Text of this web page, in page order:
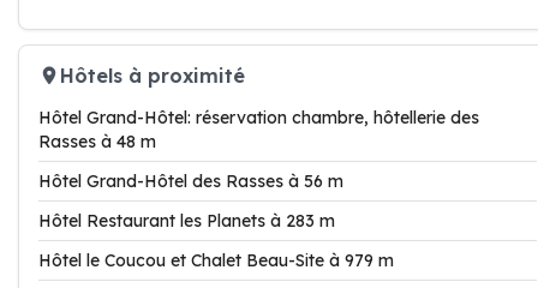
Hôtels à proximité
Hôtel Grand-Hôtel: réservation chambre, hôtellerie des
Rasses à 48 m
Hôtel Grand-Hôtel des Rasses à 56 m
Hôtel Restaurant les Planets à 283 m
Hôtel le Coucou et Chalet Beau-Site à 979 m